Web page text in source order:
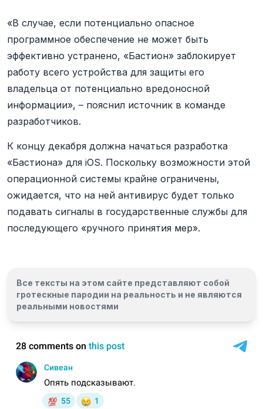
«В случае, если потенциально опасное
программное обеспечение не может быть
эффективно устранено, «Бастион» заблокирует
работу всего устройства для защиты его
владельца от потенциально вредоносной
информации», – пояснил источник в команде
разработчиков.
К концу декабря должна начаться разработка
«Бастиона» для iOS. Поскольку возможности этой
операционной системы крайне ограничены,
ожидается, что на ней антивирус будет только
подавать сигналы в государственные службы для
последующего «ручного принятия мер».
Все тексты на этом сайте представляют собой
гротескные пародии на реальность и не являются
реальными новостями